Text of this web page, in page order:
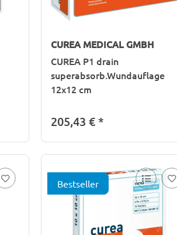
CUREA MEDICAL GMBH
CUREA P1 drain
superabsorb.Wundauflage
12x12 cm
205,43 €*
Bestseller